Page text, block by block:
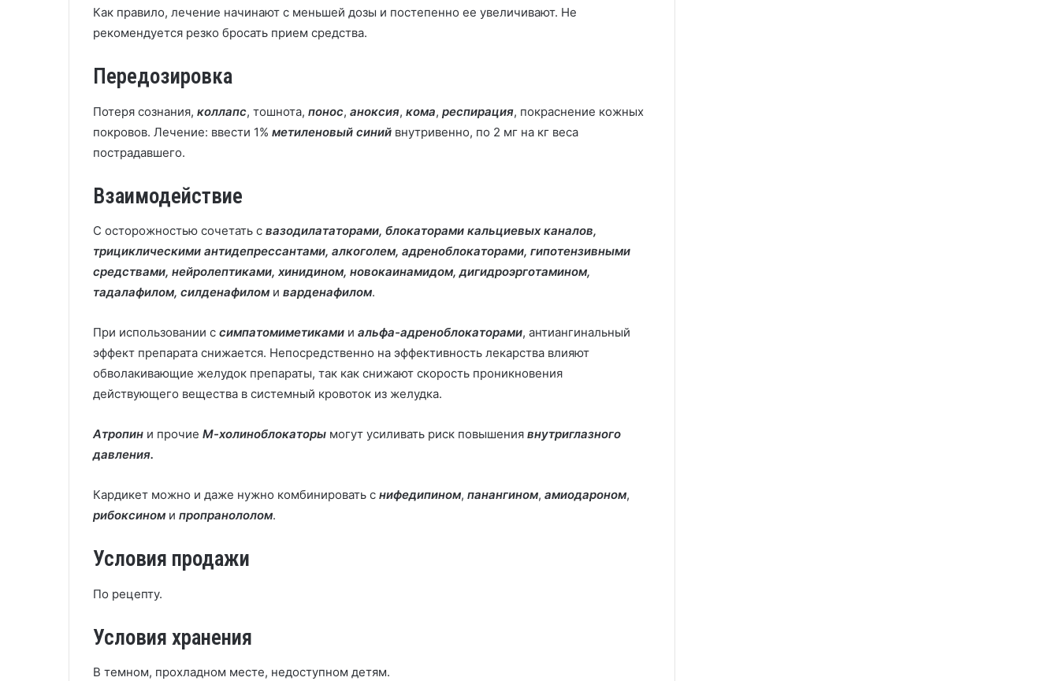
Как правило, лечение начинают с меньшей дозы и постепенно ее увеличивают. Не
рекомендуется резко бросать прием средства.
Передозировка
Потеря сознания, коллапс, тошнота, понос, аноксия, кома, респирация, покраснение кожных
покровов. Лечение: ввести 1% метиленовый синий внутривенно, по 2 мг на кг веса
пострадавшего.
Взаимодействие
С осторожностью сочетать с вазодилататорами, блокаторами кальциевых каналов,
трициклическими антидепрессантами, алкоголем, адреноблокаторами, гипотензивными
средствами, нейролептиками, хинидином, новокаинамидом, дигидроэрготамином,
тадалафилом, силденафилом и варденафилом.
При использовании с симпатомиметиками и альфа-адреноблокаторами, антиангинальный
эффект препарата снижается. Непосредственно на эффективность лекарства влияют
обволакивающие желудок препараты, так как снижают скорость проникновения
действующего вещества в системный кровоток из желудка.
Атропин и прочие М-холиноблокаторы могут усиливать риск повышения внутриглазного
давления.
Кардикет можно и даже нужно комбинировать с нифедипином, панангином, амиодароном,
рибоксином и пропранололом.
Условия продажи
По рецепту.
Условия хранения
В темном, прохладном месте, недоступном детям.